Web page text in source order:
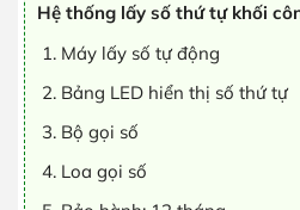
Hệ thống lấy số thứ tự khối
Máy lấy số tự động
Bảng LED hiển thị số thứ tự
Bộ gọi số
Loa gọi số